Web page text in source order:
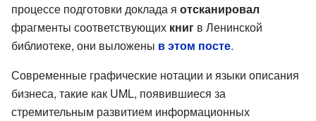
процессе подготовки доклада я отсканировал
фрагменты соответствующих книг в Ленинской
библиотеке, они выложены в этом посте.
Современные графические нотации и языки описания
бизнеса, такие как UML, появившиеся за
стремительным развитием информационных